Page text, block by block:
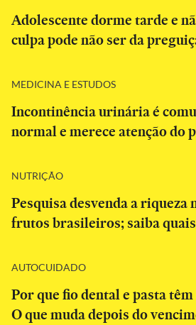
Adolescente dorme tarde e
culpa pode não ser da
MEDICINA E ESTUDOS
Incontinência urinária é
normal e merece atenção do
NUTRIÇÃO
Pesquisa desvenda a
frutos brasileiros; saiba quais
AUTOCUIDADO
Por que fio dental e pasta
O que muda depois do